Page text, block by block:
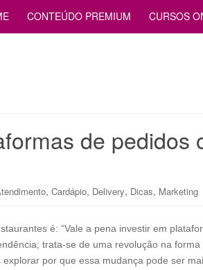
CONTEÚDO PREMIUM CURSOS
de pedidos
, Cardápio, Delivery, Dicas, Marketing
é: “Vale a pena investir em
trata-se de uma revolução na
por que essa mudança pode ser